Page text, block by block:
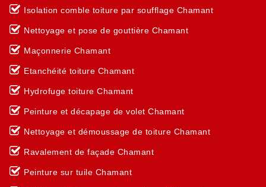
Isolation comble toiture par soufflage Chamant
Nettoyage et pose de gouttière Chamant
Maçonnerie Chamant
Etanchéité toiture Chamant
Hydrofuge toiture Chamant
Peinture et décapage de volet Chamant
Nettoyage et démoussage de toiture Chamant
Ravalement de façade Chamant
Peinture sur tuile Chamant